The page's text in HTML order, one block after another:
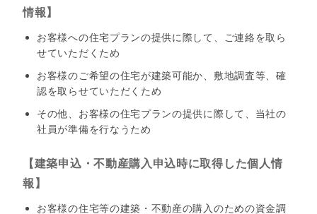
情報】
お客様への住宅プランの提供に際して、ご連絡を取ら
せていただくため
お客様のご希望の住宅が建築可能か、敷地調査等、確
認を取らせていただくため
その他、お客様の住宅プランの提供に際して、当社の
社員が準備を行なうため
【建築申込・不動産購入申込時に取得した個人情
報】
お客様の住宅等の建築・不動産の購入のための資金調